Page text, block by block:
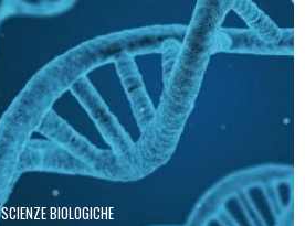
SCIENZE BIOLOGICHE